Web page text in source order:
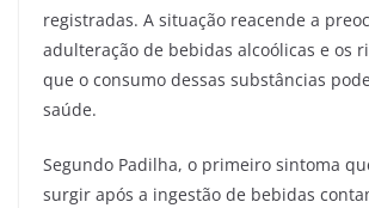
registradas. A situação reacende a
adulteração de bebidas alcoólicas e os
que o consumo dessas substâncias
saúde.
Segundo Padilha, o primeiro sintoma
surgir após a ingestão de bebidas